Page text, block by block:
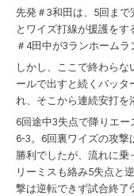
先発＃3和田は、5回ま
とワイズ打線が援護をす
＃4田中が3ランホーム
しかし、ここで終わら
ールで出すと続くバッタ
れ、そこから連続安打を
6回途中3失点で降りエー
6-3。6回裏ワイズの攻撃
勝利でしたが、 流れに乗
リーミスも絡み5失点と
撃は逆転できず試合終了